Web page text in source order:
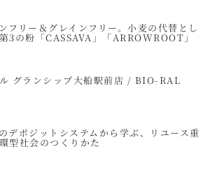
フリー＆グレインフリー。小麦の代替とし
3の粉「CASSAVA」「ARROWROOT」
グランシップ大船駅前店 / BIO-RAL
デポジットシステムから学ぶ、リユース重
型社会のつくりかた